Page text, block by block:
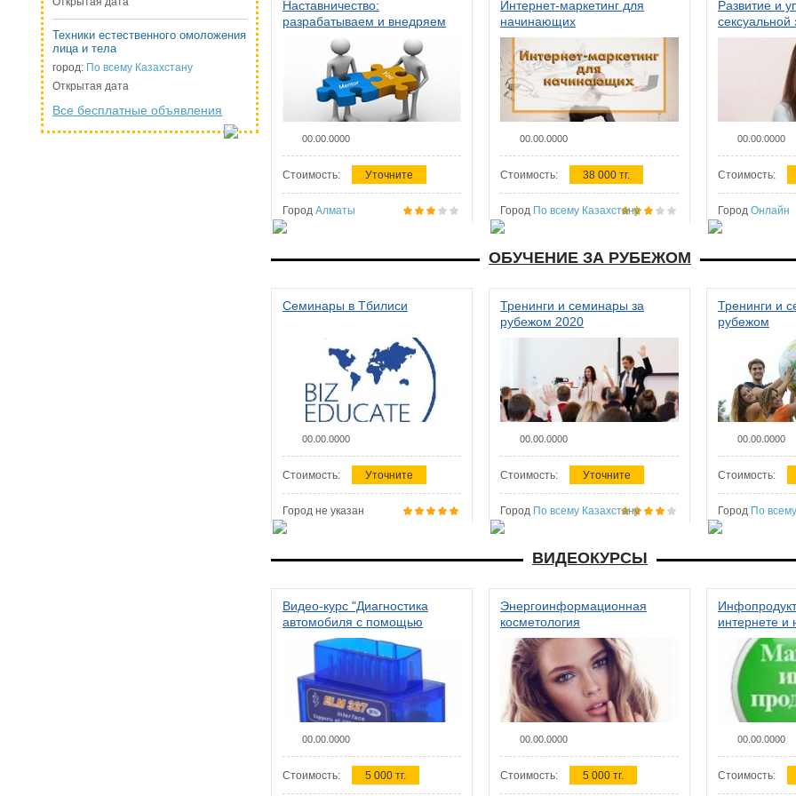
Техники естественного омоложения
лица и тела
город: По всему Казахстану
Открытая дата
Все бесплатные объявления
Наставничество:
разрабатываем и внедряем
систему наставничества в
организации
00.00.0000
Стоимость: Уточните
Город Алматы
Интернет-маркетинг для
начинающих
00.00.0000
Стоимость: 38 000 тг.
Город По всему Казахстану
Развитие и
сексуальной
женщин
00.00.0000
Стоимость:
Город Онлайн
ОБУЧЕНИЕ ЗА РУБЕЖОМ
Семинары в Тбилиси
00.00.0000
Стоимость: Уточните
Город не указан
Тренинги и семинары за
рубежом 2020
00.00.0000
Стоимость: Уточните
Город По всему Казахстану
Тренинги и
рубежом
00.00.0000
Стоимость:
Город По
ВИДЕОКУРСЫ
Видео-курс "Диагностика
автомобиля с помощью
сканера ELM 327"
00.00.0000
Стоимость: 5 000 тг.
Энергоинформационная
косметология
00.00.0000
Стоимость: 5 000 тг.
интернете и
00.00.0000
Стоимость: